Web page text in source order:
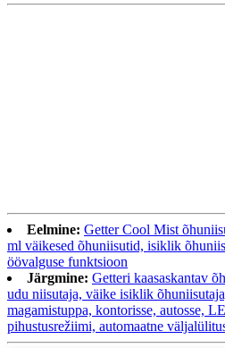
Eelmine: Getter Cool Mist
ml väikesed õhuniisutid, isiklik
öövalguse funktsioon
Järgmine: Getteri kaasaskantav
udu niisutaja, väike isiklik
magamistuppa, kontorisse, autosse,
pihustusrežiimi, automaatne